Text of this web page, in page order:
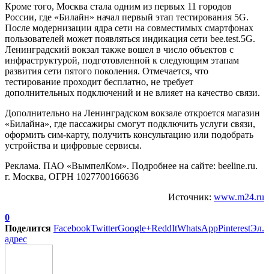
Кроме того, Москва стала одним из первых 11 городов
России, где «Билайн» начал первый этап тестирования 5G.
После модернизации ядра сети на совместимых смартфонах
пользователей может появляться индикация сети bee.test.5G.
Ленинградский вокзал также вошел в число объектов с
инфраструктурой, подготовленной к следующим этапам
развития сети пятого поколения. Отмечается, что
тестирование проходит бесплатно, не требует
дополнительных подключений и не влияет на качество связи.
Дополнительно на Ленинградском вокзале откроется магазин
«Билайна», где пассажиры смогут подключить услуги связи,
оформить сим-карту, получить консультацию или подобрать
устройства и цифровые сервисы.
Реклама. ПАО «ВымпелКом». Подробнее на сайте: beeline.ru.
г. Москва, ОГРН 1027700166636
Источник: www.m24.ru
0
Поделится FacebookTwitterGoogle+ReddItWhatsAppPinterestЭл.
адрес